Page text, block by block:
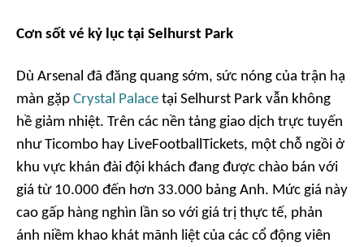
Cơn sốt vé kỷ lục tại Selhurst Park
Dù Arsenal đã đăng quang sớm, sức nóng của trận hạ
màn gặp Crystal Palace tại Selhurst Park vẫn không
hề giảm nhiệt. Trên các nền tảng giao dịch trực tuyến
như Ticombo hay LiveFootballTickets, một chỗ ngồi ở
khu vực khán đài đội khách đang được chào bán với
giá từ 10.000 đến hơn 33.000 bảng Anh. Mức giá này
cao gấp hàng nghìn lần so với giá trị thực tế, phản
ánh niềm khao khát mãnh liệt của các cổ động viên